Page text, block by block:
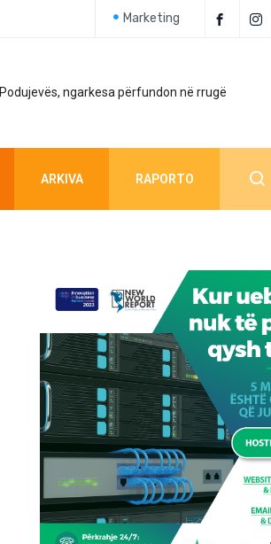
Marketing
ngarkesa përfundon në rrugë
ARKIVA RAPORTO